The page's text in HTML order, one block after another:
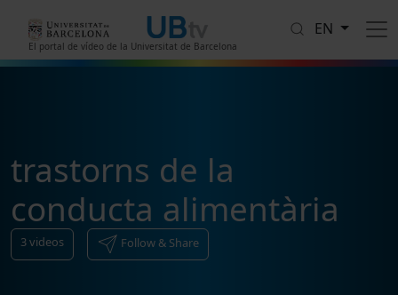
El portal de vídeo de la Universitat de Barcelona
EN
trastorns de la
conducta alimentària
3videos Follow & Share